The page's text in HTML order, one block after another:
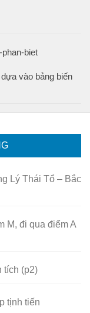
vào bảng biến
Lý Thái Tổ – Bắc
M, đi qua điểm A
tích (p2)
tịnh tiến